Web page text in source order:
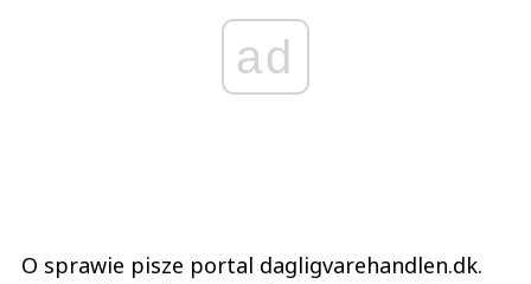
ad
O sprawie pisze portal dagligvarehandlen.dk.